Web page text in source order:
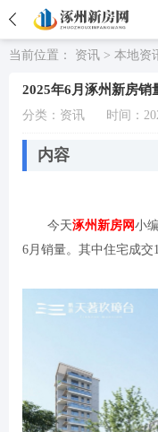
当前位置： 资讯 > 本地资
2025年6月涿州新房销
分类： 资讯 时间：
内容
今天涿州新房网小
6月销量。其中住宅成交